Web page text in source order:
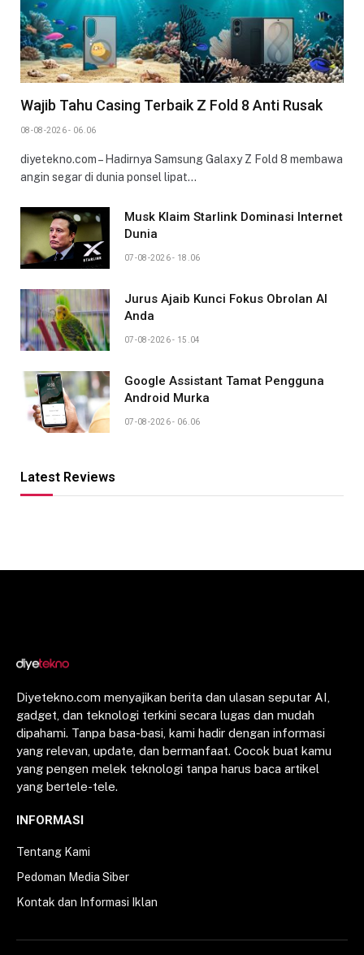
Wajib Tahu Casing Terbaik Z Fold 8 Anti Rusak
08-08-2026 - 06.06
diyetekno.com – Hadirnya Samsung Galaxy Z Fold 8 membawa
angin segar di dunia ponsel lipat…
Musk Klaim Starlink Dominasi Internet
Dunia
07-08-2026 - 18.06
Jurus Ajaib Kunci Fokus Obrolan AI
Anda
07-08-2026 - 15.04
Google Assistant Tamat Pengguna
Android Murka
07-08-2026 - 06.06
Latest Reviews
Diyetekno.com menyajikan berita dan ulasan seputar AI,
gadget, dan teknologi terkini secara lugas dan mudah
dipahami. Tanpa basa-basi, kami hadir dengan informasi
yang relevan, update, dan bermanfaat. Cocok buat kamu
yang pengen melek teknologi tanpa harus baca artikel
yang bertele-tele.
INFORMASI
Tentang Kami
Pedoman Media Siber
Kontak dan Informasi Iklan